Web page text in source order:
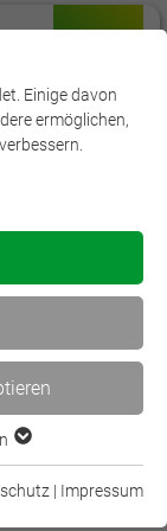
Einige davon
ermöglichen,
Funktionen der
| Impressum